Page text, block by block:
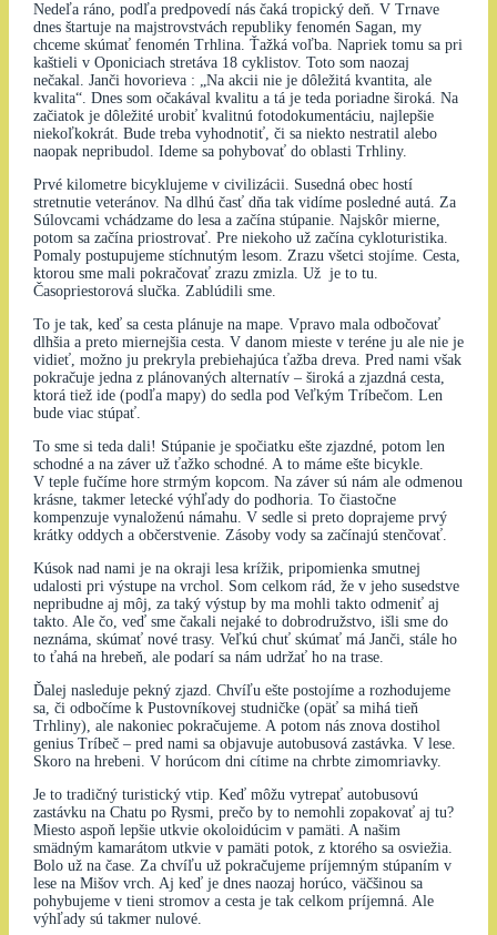
Nedeľa ráno, podľa predpovedí nás čaká tropický deň. V Trnave
dnes štartuje na majstrovstvách republiky fenomén Sagan, my
chceme skúmať fenomén Trhlina. Ťažká voľba. Napriek tomu sa pri
kaštieli v Oponiciach stretáva 18 cyklistov. Toto som naozaj
nečakal. Janči hovorieva : „Na akcii nie je dôležitá kvantita, ale
kvalita“. Dnes som očakával kvalitu a tá je teda poriadne široká. Na
začiatok je dôležité urobiť kvalitnú fotodokumentáciu, najlepšie
niekoľkokrát. Bude treba vyhodnotiť, či sa niekto nestratil alebo
naopak nepribudol. Ideme sa pohybovať do oblasti Trhliny.
Prvé kilometre bicyklujeme v civilizácii. Susedná obec hostí
stretnutie veteránov. Na dlhú časť dňa tak vidíme posledné autá. Za
Súlovcami vchádzame do lesa a začína stúpanie. Najskôr mierne,
potom sa začína priostrovať. Pre niekoho už začína cykloturistika.
Pomaly postupujeme stíchnutým lesom. Zrazu všetci stojíme. Cesta,
ktorou sme mali pokračovať zrazu zmizla. Už je to tu.
Časopriestorová slučka. Zablúdili sme.
To je tak, keď sa cesta plánuje na mape. Vpravo mala odbočovať
dlhšia a preto miernejšia cesta. V danom mieste v teréne ju ale nie je
vidieť, možno ju prekryla prebiehajúca ťažba dreva. Pred nami však
pokračuje jedna z plánovaných alternatív – široká a zjazdná cesta,
ktorá tiež ide (podľa mapy) do sedla pod Veľkým Tríbečom. Len
bude viac stúpať.
To sme si teda dali! Stúpanie je spočiatku ešte zjazdné, potom len
schodné a na záver už ťažko schodné. A to máme ešte bicykle.
V teple fučíme hore strmým kopcom. Na záver sú nám ale odmenou
krásne, takmer letecké výhľady do podhoria. To čiastočne
kompenzuje vynaloženú námahu. V sedle si preto doprajeme prvý
krátky oddych a občerstvenie. Zásoby vody sa začínajú stenčovať.
Kúsok nad nami je na okraji lesa krížik, pripomienka smutnej
udalosti pri výstupe na vrchol. Som celkom rád, že v jeho susedstve
nepribudne aj môj, za taký výstup by ma mohli takto odmeniť aj
takto. Ale čo, veď sme čakali nejaké to dobrodružstvo, išli sme do
neznáma, skúmať nové trasy. Veľkú chuť skúmať má Janči, stále ho
to ťahá na hrebeň, ale podarí sa nám udržať ho na trase.
Ďalej nasleduje pekný zjazd. Chvíľu ešte postojíme a rozhodujeme
sa, či odbočíme k Pustovníkovej studničke (opäť sa mihá tieň
Trhliny), ale nakoniec pokračujeme. A potom nás znova dostihol
genius Tríbeč – pred nami sa objavuje autobusová zastávka. V lese.
Skoro na hrebeni. V horúcom dni cítime na chrbte zimomriavky.
Je to tradičný turistický vtip. Keď môžu vytrepať autobusovú
zastávku na Chatu po Rysmi, prečo by to nemohli zopakovať aj tu?
Miesto aspoň lepšie utkvie okoloidúcim v pamäti. A našim
smädným kamarátom utkvie v pamäti potok, z ktorého sa osviežia.
Bolo už na čase. Za chvíľu už pokračujeme príjemným stúpaním v
lese na Mišov vrch. Aj keď je dnes naozaj horúco, väčšinou sa
pohybujeme v tieni stromov a cesta je tak celkom príjemná. Ale
výhľady sú takmer nulové.